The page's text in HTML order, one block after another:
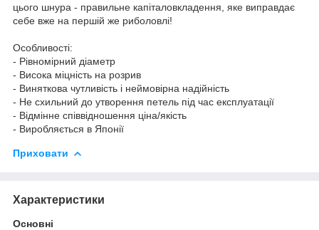
цього шнура - правильне капіталовкладення, яке виправдає
себе вже на першій же риболовлі!
Особливості:
- Рівномірний діаметр
- Висока міцність на розрив
- Виняткова чутливість і неймовірна надійність
- Не схильний до утворення петель під час експлуатації
- Відмінне співвідношення ціна/якість
- Виробляється в Японії
Приховати
Характеристики
Основні